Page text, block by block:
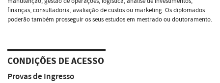
finanças, consultadoria, avaliação de custos ou marketing. Os diplomados
poderão também prosseguir os seus estudos em mestrado ou doutoramento.
CONDIÇÕES DE ACESSO
Provas de Ingresso